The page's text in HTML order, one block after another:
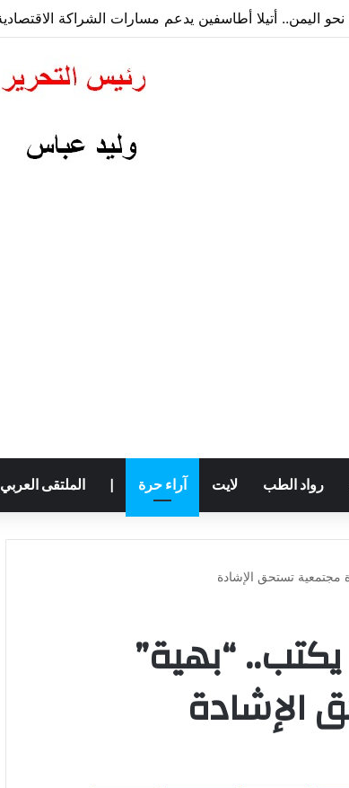
رواد الطب لايت آراء حرة الملتقى العربي
مجتمعية تستحق الإشادة
“بهية”
الإشادة